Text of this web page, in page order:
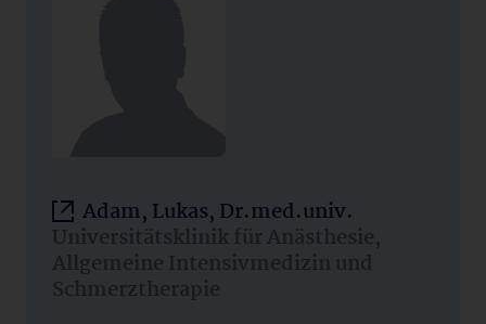
Adam, Lukas, Dr.med.univ.
Universitätsklinik für Anästhesie,
Allgemeine Intensivmedizin und
Schmerztherapie